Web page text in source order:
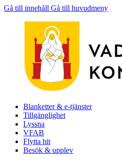
Gå till innehåll Gå till huvudmeny
Blanketter & e-tjänster
Tillgänglighet
Lyssna
VFAB
Flytta hit
Besök & upplev